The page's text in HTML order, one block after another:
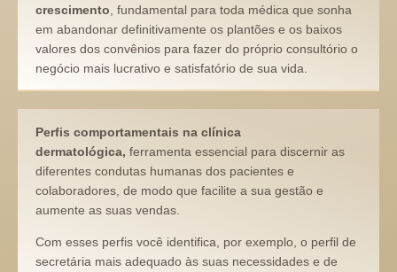
crescimento fundamental para toda médica que sonha
em abandonar definitivamente os plantões e os baixos
valores dos convênios para fazer do próprio consultório o
negócio mais lucrativo e satisfatório de sua vida.
Perfis comportamentais na clínica
dermatológica, ferramenta essencial para discernir as
diferentes condutas humanas dos pacientes e
colaboradores, de modo que facilite a sua gestão e
aumente as suas vendas.
Com esses perfis você identifica, por exemplo, o perfil de
secretária mais adequado às suas necessidades e de